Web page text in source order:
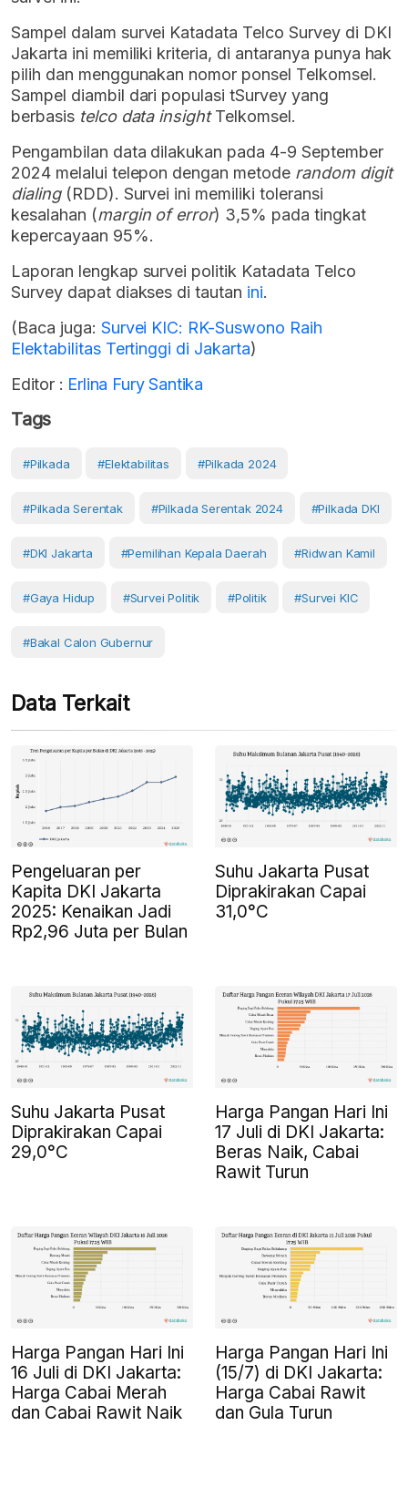
Sampel dalam survei Katadata Telco Survey di DKI
Jakarta ini memiliki kriteria, di antaranya punya hak
pilih dan menggunakan nomor ponsel Telkomsel.
Sampel diambil dari populasi tSurvey yang
berbasis telco data insightTelkomsel.
Pengambilan data dilakukan pada 4-9 September
2024 melalui telepon dengan metode random digit
dialing(RDD). Survei ini memiliki toleransi
kesalahan (margin of error) 3,5% pada tingkat
kepercayaan 95%.
Laporan lengkap survei politik Katadata Telco
Survey dapat diakses di tautan ini.
(Baca juga: Survei KIC: RK-Suswono Raih
Elektabilitas Tertinggi di Jakarta)
Editor : Erlina Fury Santika
Tags
#Pilkada #Elektabilitas #Pilkada 2024
#Pilkada Serentak #Pilkada Serentak 2024 #Pilkada DKI
#DKI Jakarta #Pemilihan Kepala Daerah #Ridwan Kamil
#Gaya Hidup #Survei Politik #Politik #Survei KIC
#bakal Calon Gubernur
Data Terkait
Pengeluaran per
Kapita DKI Jakarta
2025: Kenaikan Jadi
Rp2,96 Juta per Bulan
Suhu Jakarta Pusat
Diprakirakan Capai
31,0°C
Suhu Jakarta Pusat
Diprakirakan Capai
29,0°C
Harga Pangan Hari Ini
17 Juli di DKI Jakarta:
Beras Naik, Cabai
Rawit Turun
Harga Pangan Hari Ini
16 Juli di DKI Jakarta:
Harga Cabai Merah
dan Cabai Rawit Naik
Harga Pangan Hari Ini
(15/7) di DKI Jakarta:
Harga Cabai Rawit
dan Gula Turun